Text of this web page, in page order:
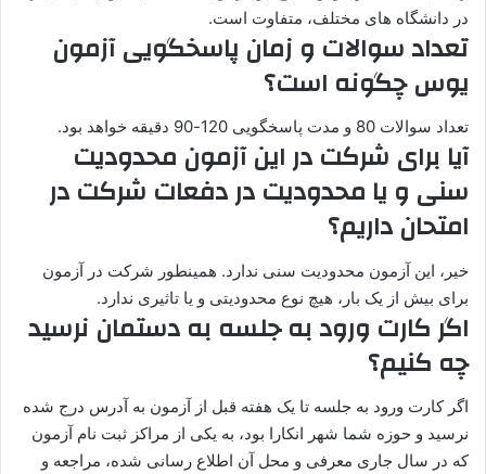
در دانشگاه های مختلف، متفاوت است.
تعداد سوالات و زمان پاسخگویی آزمون
یوس چگونه است؟
تعداد سوالات 80 و مدت پاسخگویی 120-90 دقیقه خواهد بود.
آیا برای شرکت در این آزمون محدودیت
سنی و یا محدودیت در دفعات شرکت در
امتحان داریم؟
خیر، این آزمون محدودیت سنی ندارد. همینطور شرکت در آزمون
برای بیش از یک بار، هیچ نوع محدودیتی و یا تاثیری ندارد.
اگر کارت ورود به جلسه به دستمان نرسید
چه کنیم؟
اگر کارت ورود به جلسه تا یک هفته قبل از آزمون به آدرس درج شده
نرسید و حوزه شما شهر انکارا بود، به یکی از مراکز ثبت نام آزمون
که در سال جاری معرفی و محل آن اطلاع رسانی شده، مراجعه و